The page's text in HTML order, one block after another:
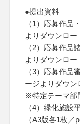
●提出資料
（1）応募作品
よりダウンロー
（2）応募作品
よりダウンロー
（3）応募作品
ージよりダウン
※特定テーマ部
（4）緑化施設
（A3版各1枚／